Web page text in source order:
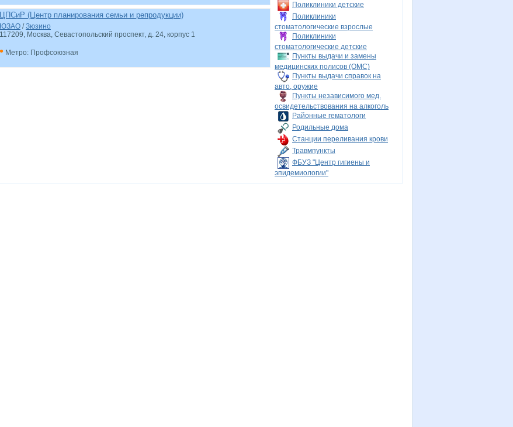
ЦПСиР (Центр планирования семьи и репродукции)
ЮЗАО /Зюзино
117209, Москва, Севастопольский проспект, д. 24, корпус 1
• Метро: Профсоюзная
Поликлиники детские
Поликлиники
стоматологические взрослые
Поликлиники
стоматологические детские
Пункты выдачи и замены
медицинских полисов (ОМС)
Пункты выдачи справок на
авто, оружие
Пункты независимого мед.
освидетельствования на алкоголь
Районные гематологи
Родильные дома
Станции переливания крови
Травмпункты
ФБУЗ "Центр гигиены и
эпидемиологии"